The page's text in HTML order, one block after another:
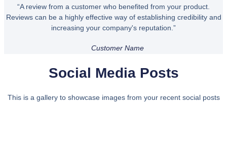
“A review from a customer who benefited from your product.
Reviews can be a highly effective way of establishing credibility and
increasing your company's reputation.”
Customer Name
Social Media Posts
This is a gallery to showcase images from your recent social posts